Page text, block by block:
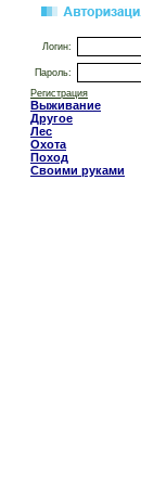
Логин:
Пароль:
Регистрация
Выживание
Другое
Лес
Охота
Поход
Своими руками